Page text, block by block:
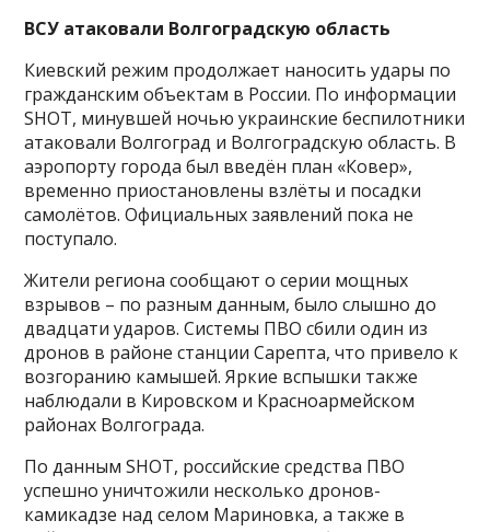
ВСУ атаковали Волгоградскую область
Киевский режим продолжает наносить удары по
гражданским объектам в России. По информации
SHOT, минувшей ночью украинские беспилотники
атаковали Волгоград и Волгоградскую область. В
аэропорту города был введён план «Ковер»,
временно приостановлены взлёты и посадки
самолётов. Официальных заявлений пока не
поступало.
Жители региона сообщают о серии мощных
взрывов – по разным данным, было слышно до
двадцати ударов. Системы ПВО сбили один из
дронов в районе станции Сарепта, что привело к
возгоранию камышей. Яркие вспышки также
наблюдали в Кировском и Красноармейском
районах Волгограда.
По данным SHOT, российские средства ПВО
успешно уничтожили несколько дронов-
камикадзе над селом Мариновка, а также в